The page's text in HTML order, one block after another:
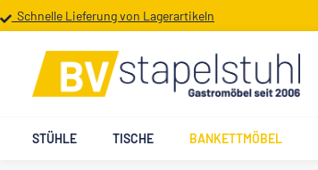
Hauptinhalt springen
Zur Suche springen
Zur Hauptnavigation springen
Schnelle Lieferung von Lagerartikeln
STÜHLE TISCHE BANKETTMÖBEL